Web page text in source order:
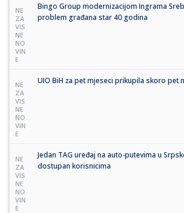
NE
ZA
VIS
NE
NO
VIN
E
Bingo Group modernizacijom Ingrama
problem građana star 40 godina
NE
ZA
VIS
NE
NO
VIN
E
UIO BiH za pet mjeseci prikupila skoro pet
NE
ZA
VIS
NE
NO
VIN
E
Jedan TAG uređaj na auto-putevima u
dostupan korisnicima